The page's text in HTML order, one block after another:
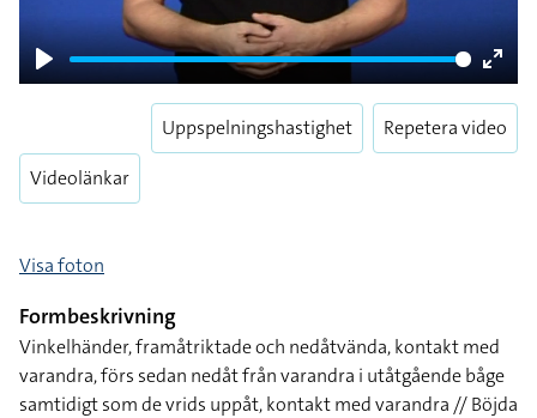
Play
Enter
Videolänkar
Uppspelningshastighet Repetera video
Visa foton
Formbeskrivning
Vinkelhänder, framåtriktade och nedåtvända, kontakt med
varandra, förs sedan nedåt från varandra i utåtgående båge
samtidigt som de vrids uppåt, kontakt med varandra // Böjda